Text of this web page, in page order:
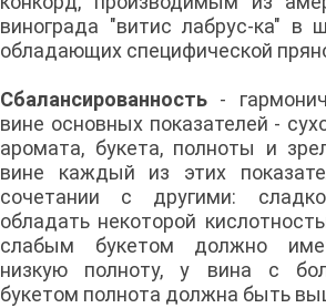
винограда "витис лабрус-ка" в
обладающих специфической
Сбалансированность -
вине основных показателей -
аромата, букета, полноты и
вине каждый из этих
сочетании с другими:
обладать некоторой
слабым букетом должно
низкую полноту, у вина с
букетом полнота должна быть